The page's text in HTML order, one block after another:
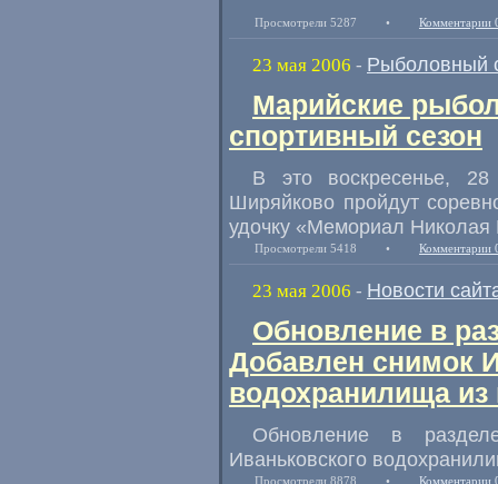
Просмотрели 5287 • Комментарии
23 мая 2006 - Рыболовный
Марийские
спортивный сезон
В это воскресенье,
Ширяйково пройдут
удочку «Мемориал
Просмотрели 5418 • Комментарии
23 мая 2006 - Новости
Обновление в
Добавлен снимок
водохранилища из
Обновление в
Иваньковского
Просмотрели 8878 • Комментарии